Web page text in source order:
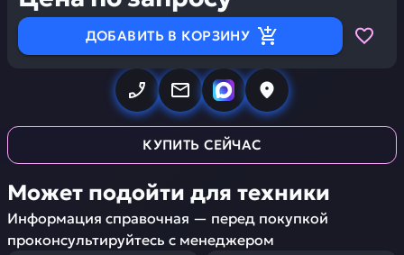
ДОБАВИТЬ В КОРЗИНУ
КУПИТЬ СЕЙЧАС
Может подойти для техники
Информация справочная — перед покупкой
проконсультируйтесь с менеджером